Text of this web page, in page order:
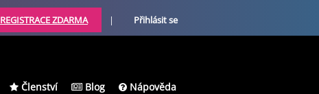
REGISTRACE ZDARMA | Přihlásit se
Členství Blog Nápověda